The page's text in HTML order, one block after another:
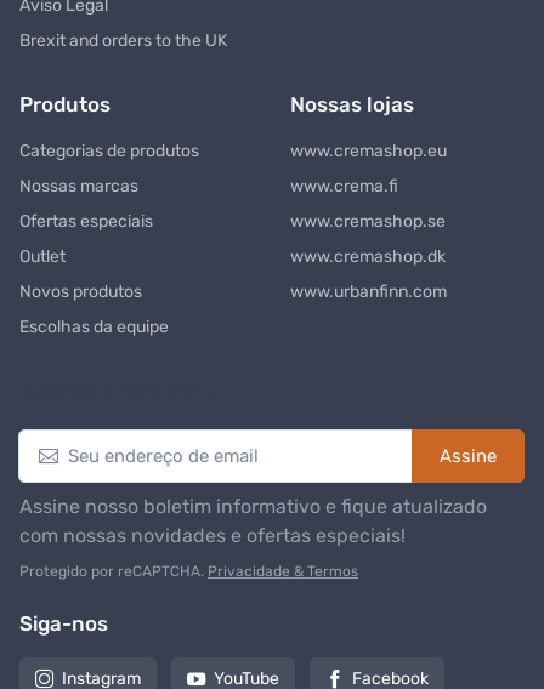
Aviso Legal
Brexit and orders to the UK
Produtos
Categorias de produtos
Nossas marcas
Ofertas especiais
Outlet
Novos produtos
Escolhas da equipe
Nossas lojas
www.cremashop.eu
www.crema.fi
www.cremashop.se
www.cremashop.dk
www.urbanfinn.com
Assine
Assine nosso boletim informativo e fique atualizado
com nossas novidades e ofertas especiais!
Protegido por reCAPTCHA. Privacidade & Termos
Siga-nos
Instagram YouTube Facebook